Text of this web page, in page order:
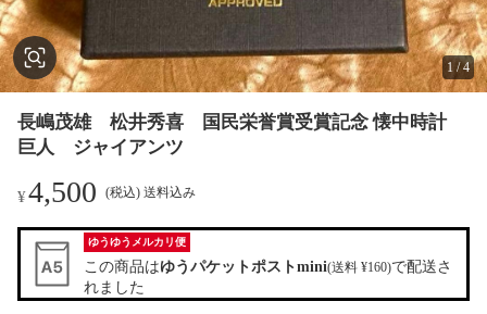
1 /4
長嶋茂雄 松井秀喜 国民栄誉賞受賞記念 懐中時計
巨人 ジャイアンツ
¥4,500 (税込) 送料込み
ゆうゆうメルカリ便
この商品はゆうパケットポストmini(送料 ¥160)で配送さ
れました